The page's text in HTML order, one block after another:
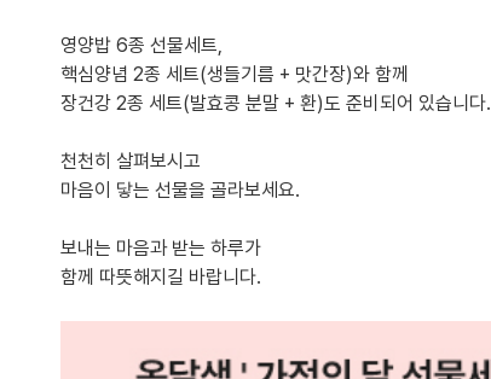
영양밥 6종 선물세트,
핵심양념 2종 세트(생들기름 + 맛간장)와 함께
장건강 2종 세트(발효콩 분말 + 환)도 준비되어 있습니다.
천천히 살펴보시고
마음이 닿는 선물을 골라보세요.
보내는 마음과 받는 하루가
함께 따뜻해지길 바랍니다.